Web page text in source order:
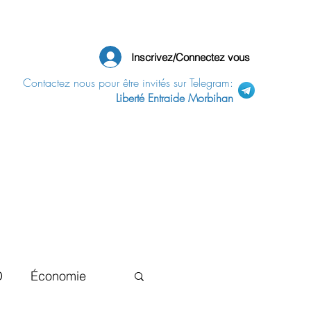
Inscrivez/Connectez vous
Contactez nous pour être invités sur Telegram:
Liberté Entraide Morbihan
Économie